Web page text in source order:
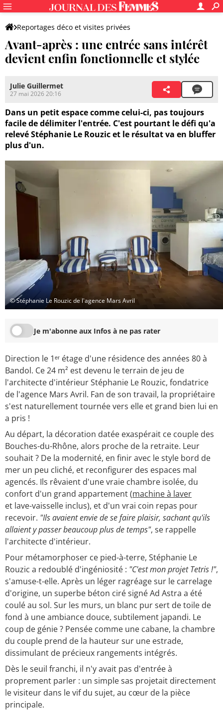
Reportages déco et visites privées
Avant-après : une entrée sans intérêt
devient enfin fonctionnelle et stylée
Julie Guillermet
27 mai 2026 20:16
Dans un petit espace comme celui-ci, pas toujours
facile de délimiter l'entrée. C'est pourtant le défi qu'a
relevé Stéphanie Le Rouzic et le résultat va en bluffer
plus d'un.
© Stéphanie Le Rouzic de l'agence Mars Avril
Je m'abonne aux Infos à ne pas rater
Direction le 1ᵉʳ étage d'une résidence des années 80 à
Bandol. Ce 24 m² est devenu le terrain de jeu de
l'architecte d'intérieur Stéphanie Le Rouzic, fondatrice
de l'agence Mars Avril. Fan de son travail, la propriétaire
s'est naturellement tournée vers elle et grand bien lui en
a pris !
Au départ, la décoration datée exaspérait ce couple des
Bouches-du-Rhône, alors proche de la retraite. Leur
souhait ? De la modernité, en finir avec le style bord de
mer un peu cliché, et reconfigurer des espaces mal
agencés. Ils rêvaient d'une vraie chambre isolée, du
confort d'un grand appartement (machine à laver
et lave-vaisselle inclus), et d'un vrai coin repas pour
recevoir. "Ils avaient envie de se faire plaisir, sachant qu'ils
allaient y passer beaucoup plus de temps", se rappelle
l'architecte d'intérieur.
Pour métamorphoser ce pied-à-terre, Stéphanie Le
Rouzic a redoublé d'ingéniosité : "C'est mon projet Tetris !",
s'amuse-t-elle. Après un léger ragréage sur le carrelage
d'origine, un superbe béton ciré signé Ad Astra a été
coulé au sol. Sur les murs, un blanc pur sert de toile de
fond à une ambiance douce, subtilement japandi. Le
coup de génie ? Pensée comme une cabane, la chambre
du couple prend de la hauteur sur une estrade,
dissimulant de précieux rangements intégrés.
Dès le seuil franchi, il n'y avait pas d'entrée à
proprement parler : un simple sas projetait directement
le visiteur dans le vif du sujet, au cœur de la pièce
principale.